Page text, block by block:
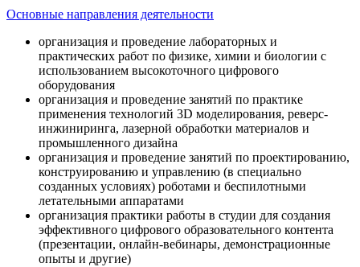
Основные направления деятельности
организация и проведение лабораторных и
практических работ по физике, химии и биологии с
использованием высокоточного цифрового
оборудования
организация и проведение занятий по практике
применения технологий 3D моделирования, реверс-
инжиниринга, лазерной обработки материалов и
промышленного дизайна
организация и проведение занятий по проектированию,
конструированию и управлению (в специально
созданных условиях) роботами и беспилотными
летательными аппаратами
организация практики работы в студии для создания
эффективного цифрового образовательного контента
(презентации, онлайн-вебинары, демонстрационные
опыты и другие)